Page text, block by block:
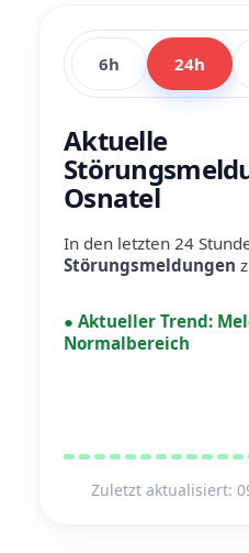
6h 24h
Aktuelle
Osnatel
In den letzten 24
Störungsmeldungen
● Aktueller Trend:
Normalbereich
Zuletzt aktualisiert: